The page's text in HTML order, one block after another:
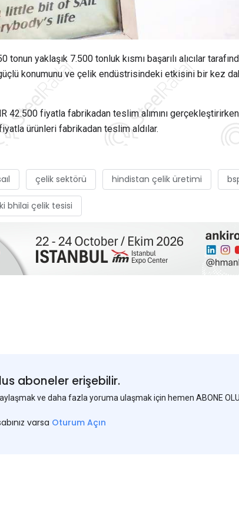
tonun yaklaşık 7.500 tonluk kısmı başarılı alıcılar
konumunu ve çelik endüstrisindeki etkisini bir kez
42.500 fiyatla fabrikadan teslim alımını
ürünleri fabrikadan teslim aldılar.
çelik sektörü hindistan çelik üretimi
bhilai çelik tesisi
aboneler erişebilir.
ve daha fazla yoruma ulaşmak için hemen ABONE
varsa Oturum Açın